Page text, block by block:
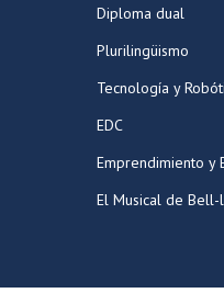
Diploma dual
Plurilingüismo
Tecnología y
EDC
Emprendimiento y
El Musical de